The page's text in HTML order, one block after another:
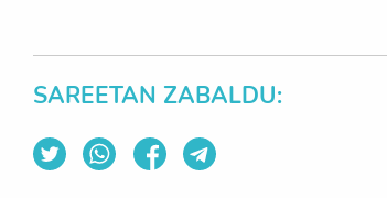
SAREETAN ZABALDU: